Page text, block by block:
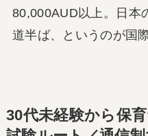
80,000AUD以上。日本
道半ば、というのが国
30代未経験から保